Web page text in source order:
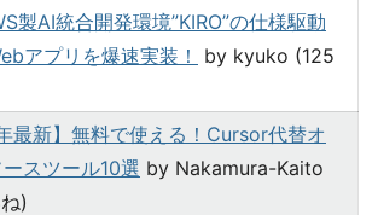
製AI統合開発環境”KIRO”の仕様駆動
アプリを爆速実装！
by kyuko (125
最新】無料で使える！Cursor代替オ
スツール10選 by Nakamura-Kaito
)